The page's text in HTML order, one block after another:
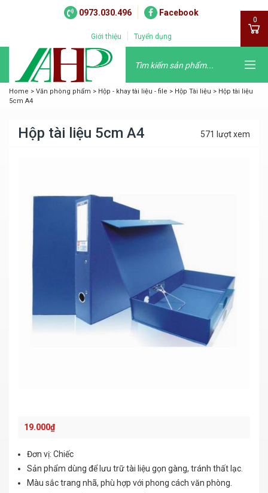
0973.030.496 Facebook
Giới thiệu Tuyển dụng
0
Home > Văn phòng phẩm > Hộp - khay tài liệu - file > Hộp Tài liệu > Hộp tài liệu
5cm A4
Hộp tài liệu 5cm A4 571 lượt xem
19.000₫
Đơn vị: Chiếc
Sản phẩm dùng để lưu trữ tài liệu gọn gàng, tránh thất lạc.
Màu sắc trang nhã, phù hợp với phong cách văn phòng.